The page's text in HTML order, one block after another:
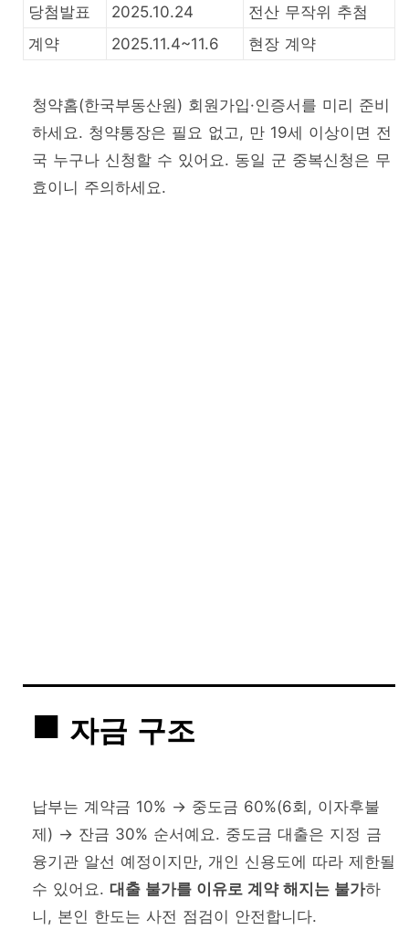
당첨발표 2025.10.24
전산 무작위 추첨
계약
2025.11.4~11.6 현장 계약
청약홈(한국부동산원) 회원가입·인증서를 미리 준비
하세요. 청약통장은 필요 없고, 만 19세 이상이면 전
국 누구나 신청할 수 있어요. 동일 군 중복신청은 무
효이니 주의하세요.
자금 구조
납부는 계약금 10% → 중도금 60%(6회, 이자후불
제) → 잔금 30% 순서예요. 중도금 대출은 지정 금
융기관 알선 예정이지만, 개인 신용도에 따라 제한될
수 있어요. 대출 불가를 이유로 계약 해지는 불가하
니, 본인 한도는 사전 점검이 안전합니다.